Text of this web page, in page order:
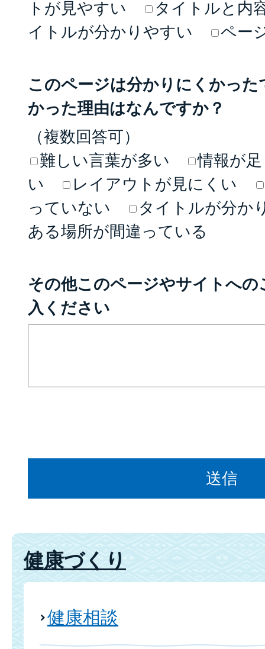
トが見やすい
タイトルと内
イトルが分かりやすい
ペー
このページは分かりにくかっ
かった理由はなんですか？
（複数回答可）
難しい言葉が多い
情報が
い
レイアウトが見にくい
っていない
タイトルが分か
ある場所が間違っている
その他このページやサイトへ
入ください
健康づくり
健康相談